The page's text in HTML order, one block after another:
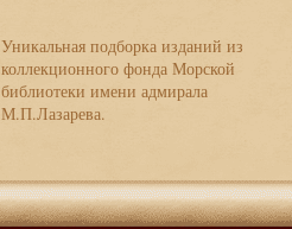
Уникальная подборка изданий из
коллекционного фонда Морской
библиотеки имени адмирала
М.П.Лазарева.